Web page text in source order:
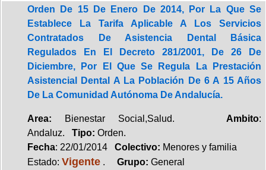
Orden De 15 De Enero De 2014, Por La Que Se
Establece La Tarifa Aplicable A Los Servicios
Contratados De Asistencia Dental Básica
Regulados En El Decreto 281/2001, De 26 De
Diciembre, Por El Que Se Regula La Prestación
Asistencial Dental A La Población De 6 A 15 Años
De La Comunidad Autónoma De Andalucía.
Area: Bienestar Social,Salud. Ambito:
Andaluz. Tipo: Orden.
Fecha: 22/01/2014 Colectivo: Menores y familia
Estado: Vigente . Grupo: General